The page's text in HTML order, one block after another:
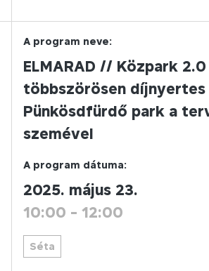
A program neve:
ELMARAD // Közpark
többszörösen díjnyertes
Pünkösdfürdő park a
szemével
A program dátuma:
2025. május 23.
10:00 - 12:00
Séta